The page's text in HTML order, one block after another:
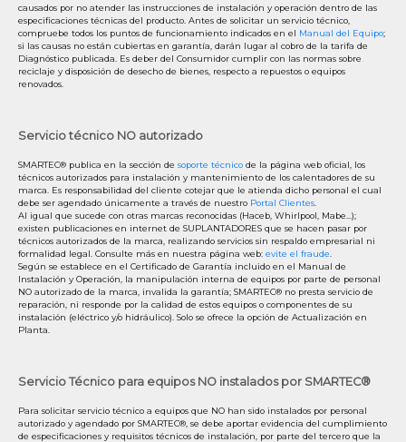
causados por no atender las instrucciones de instalación y operación dentro de las
especificaciones técnicas del producto. Antes de solicitar un servicio técnico,
compruebe todos los puntos de funcionamiento indicados en el Manual del Equipo;
si las causas no están cubiertas en garantía, darán lugar al cobro de la tarifa de
Diagnóstico publicada. Es deber del Consumidor cumplir con las normas sobre
reciclaje y disposición de desecho de bienes, respecto a repuestos o equipos
renovados.
Servicio técnico NO autorizado
SMARTEC® publica en la sección de soporte técnico de la página web oficial, los
técnicos autorizados para instalación y mantenimiento de los calentadores de su
marca. Es responsabilidad del cliente cotejar que le atienda dicho personal el cual
debe ser agendado únicamente a través de nuestro Portal Clientes
Al igual que sucede con otras marcas reconocidas (Haceb, Whirlpool, Mabe...);
existen publicaciones en internet de SUPLANTADORES que se hacen pasar por
técnicos autorizados de la marca, realizando servicios sin respaldo empresarial ni
formalidad legal. Consulte más en nuestra página web: evite el fraude
Según se establece en el Certificado de Garantía incluido en el Manual de
Instalación y Operación, la manipulación interna de equipos por parte de personal
NO autorizado de la marca, invalida la garantía; SMARTEC® no presta servicio de
reparación, ni responde por la calidad de estos equipos o componentes de su
instalación (eléctrico y/o hidráulico). Solo se ofrece la opción de Actualización en
Planta.
Servicio Técnico para equipos NO instalados por SMARTEC®
Para solicitar servicio técnico a equipos que NO han sido instalados por personal
autorizado y agendado por SMARTEC®, se debe aportar evidencia del cumplimiento
de especificaciones y requisitos técnicos de instalación, por parte del tercero que la